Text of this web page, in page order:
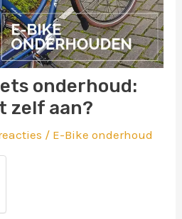
onderhoud:
zelf aan?
/ E-Bike onderhoud